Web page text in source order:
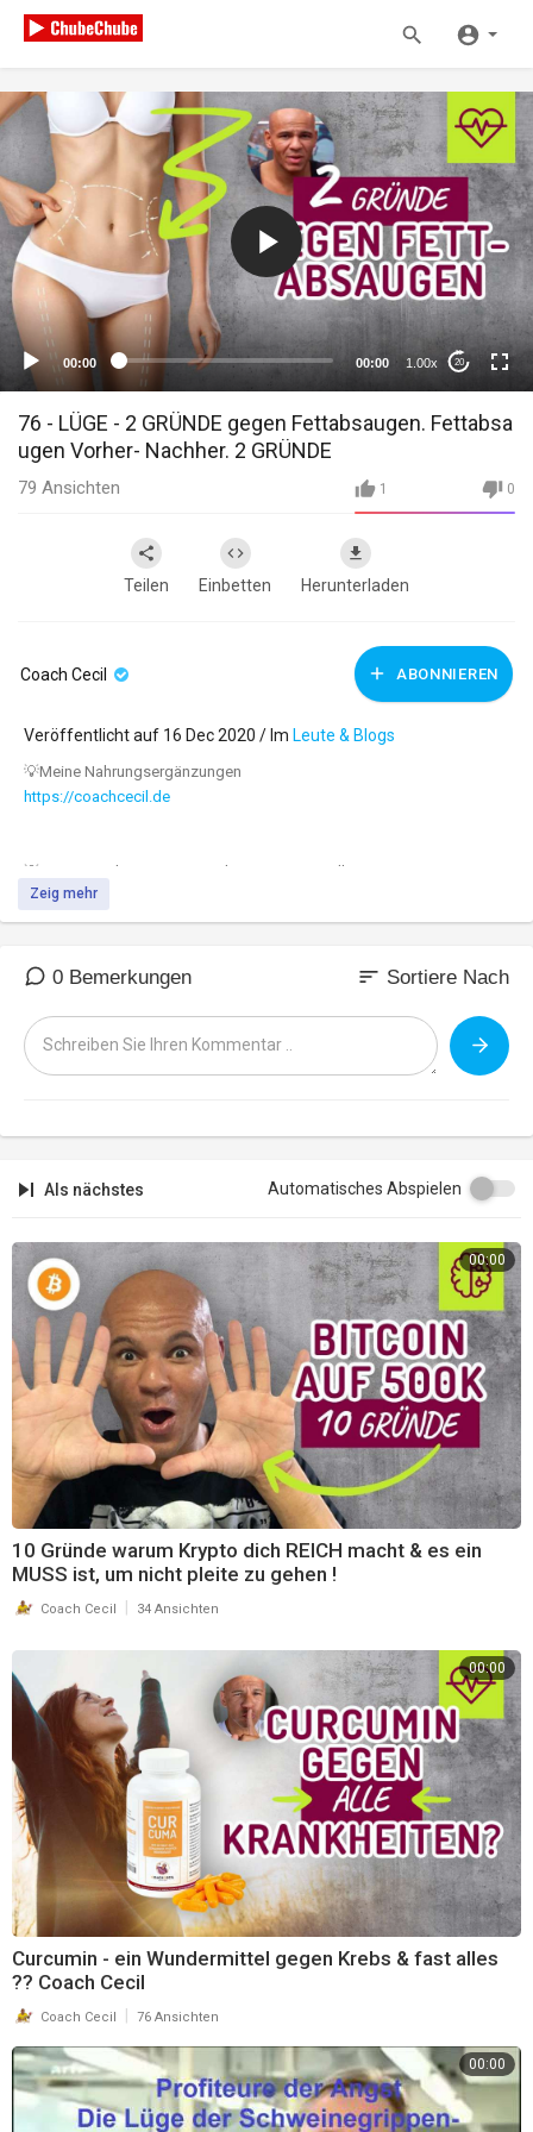
00:00 00:00 1.00x 20
76 - LÜGE - 2 GRÜNDE gegen Fettabsaugen. Fettabsa
ugen Vorher- Nachher. 2 GRÜNDE
1 0
79 Ansichten
Teilen Einbetten Herunterladen
Coach Cecil ABONNIEREN
Veröffentlicht auf 16 Dec 2020 / Im Leute & Blogs
⁣⁣⁣⁣⁣⁣⁣⁣⁣⁣💡Meine Nahrungsergänzungen
https://coachcecil.de
💡 Mein Coaching zum Traumkörper & Gesundheit
https://maximumprinzip.com
💡 Mein Coaching zum Traumkörper & Gesundheit - 5 kostenlose
https://maximumprinzip.com/freetour
💡 Webinar - 3 Gründe warum du noch nicht deinen Traumkörper hast
---------------------------------------------------
Meine Kanäle:
Instagram: https://instagram.com/coach_cecil/
Facebook:
https://facebook.com/CoachCecilHamburg
---------------------------------------------------
Meine Empfehlungen:
🙋🏽‍♂️ VITAMINE/ MINERALSTOFFE 🙋🏽‍♂️
Meine absolute BASIS:
Vitamin D3 + K2:
https://bit.ly/3bMyWii
Omega 3 + natürlichem Astaxanthin: https://bit.ly/2Fth6oc
Basencitrat:https://bit.ly/3kaYUPD
Natürliches Vitamin C + OPC:
https://bit.ly/35lbRSJ
BIO Jod + BIO Selen:https://bit.ly/3bLzOUv
Natürliches Multivitamin:https://bit.ly/2GEwYF5
Natürliches Vitamin C + Eisen: https://bit.ly/2Zsfcvg
Curcumin Extrakt + Piperin:https://bit.ly/3ijE93F
Natron: https://bit.ly/33fq018
BIO Chlorella:https://bit.ly/3iieJDj
BIO Spirulina:
https://bit.ly/33e3Egk
BIO Gerstengras Pulver:https://bit.ly/3inqc4E
Zeig mehr
0 Bemerkungen sort Sortiere Nach
Als nächstes Automatisches Abspielen
00:00
10 Gründe warum Krypto dich REICH macht & es ein
MUSS ist, um nicht pleite zu gehen !
Coach Cecil 34 Ansichten
00:00
Curcumin - ein Wundermittel gegen Krebs & fast alles
?? Coach Cecil
Coach Cecil 76 Ansichten
00:00